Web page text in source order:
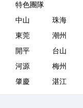
特色團隊
中山
珠海
東莞
潮州
開平
台山
河源
梅州
肇慶
湛江